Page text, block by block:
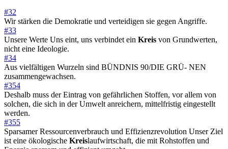
#32
Wir stärken die Demokratie und verteidigen sie gegen Angriffe.
#33
Unsere Werte Uns eint, uns verbindet ein Kreis von Grundwerten,
nicht eine Ideologie.
#34
Aus vielfältigen Wurzeln sind BÜNDNIS 90/DIE GRÜ- NEN
zusammengewachsen.
#354
Deshalb muss der Eintrag von gefährlichen Stoffen, vor allem von
solchen, die sich in der Umwelt anreichern, mittelfristig eingestellt
werden.
#355
Sparsamer Ressourcenverbrauch und Effizienzrevolution Unser Ziel
ist eine ökologische Kreislaufwirtschaft, die mit Rohstoffen und